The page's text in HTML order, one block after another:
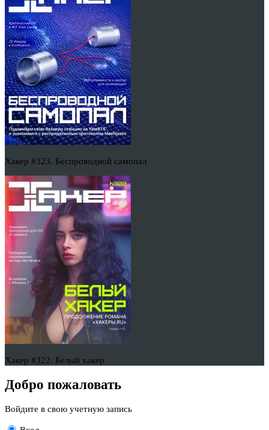
Хакер #323. Беспроводной самопал
Хакер #322. Белый хакер
Добро пожаловать
Войдите в свою учетную запись